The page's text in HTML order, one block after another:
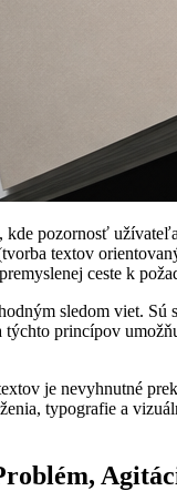
pozornosť
textov
ceste k
sledom viet.
týchto princípov
je nevyhnutné
typografie a